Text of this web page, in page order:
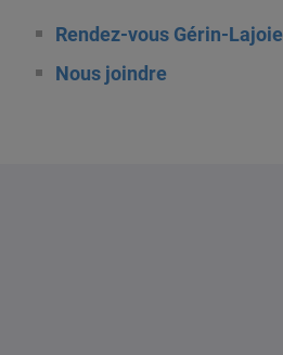
Rendez-vous Gérin-Lajoie
Nous joindre